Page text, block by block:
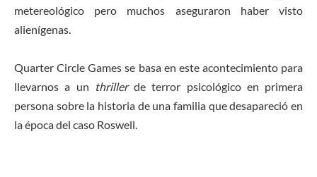
metereológico pero muchos aseguraron haber visto
alienígenas.
Quarter Circle Games se basa en este acontecimiento para
llevarnos a un thriller de terror psicológico en primera
persona sobre la historia de una familia que desapareció en
la época del caso Roswell.